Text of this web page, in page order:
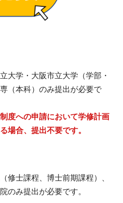
大学・大阪市立大学（学部・
（本科）のみ提出が必要で
度への申請において学修計画
場合、提出不要です。
修士課程、博士前期課程）、
のみ提出が必要です。